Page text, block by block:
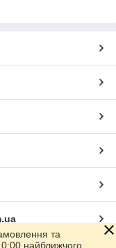
та
найближчого